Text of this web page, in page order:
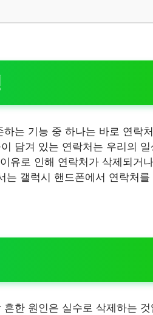
는 기능 중 하나는 바로 연락
담겨 있는 연락처는 우리의
유로 인해 연락처가 삭제되거
갤럭시 핸드폰에서 연락처
한 원인은 실수로 삭제하는